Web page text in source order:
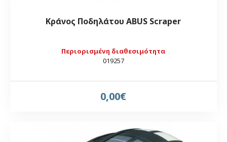
Περιορισμένη διαθεσιμότητα
019257
Κράνος Ποδηλάτου ABUS Scraper
0,00€